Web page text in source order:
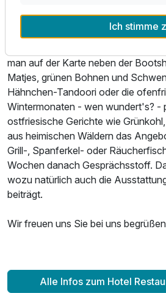
richtig Appetit machen. Im
traditionelle wie auch von
man auf der Karte neben der
Matjes, grünen Bohnen und
Hähnchen-Tandoori oder die
Wintermonaten - wen wundert's? -
ostfriesische Gerichte wie
aus heimischen Wäldern das
Grill-, Spanferkel- oder
Wochen danach Gesprächsstoff.
wozu natürlich auch die
beiträgt.
Wir freuen uns Sie bei uns
Alle Infos zum Hotel
Ich stimme